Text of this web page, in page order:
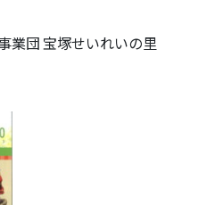
業団 宝塚せいれいの里